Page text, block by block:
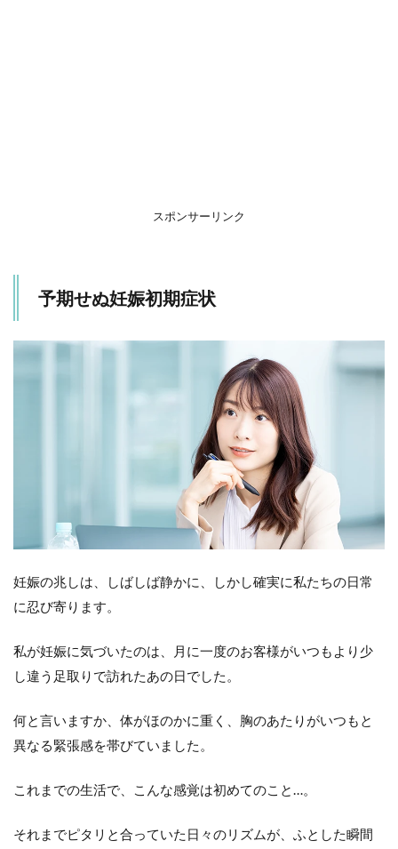
スポンサーリンク
予期せぬ妊娠初期症状
妊娠の兆しは、しばしば静かに、しかし確実に私たちの日常
に忍び寄ります。
私が妊娠に気づいたのは、月に一度のお客様がいつもより少
し違う足取りで訪れたあの日でした。
何と言いますか、体がほのかに重く、胸のあたりがいつもと
異なる緊張感を帯びていました。
これまでの生活で、こんな感覚は初めてのこと…。
それまでピタリと合っていた日々のリズムが、ふとした瞬間